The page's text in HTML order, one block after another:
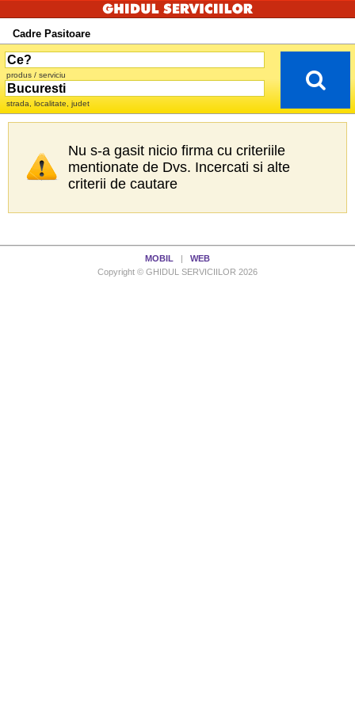
Cadre Pasitoare
produs / serviciu
strada, localitate, judet
Nu s-a gasit nicio firma cu criteriile
mentionate de Dvs. Incercati si alte
criterii de cautare
MOBIL
WEB
Copyright © GHIDUL SERVICIILOR 2026